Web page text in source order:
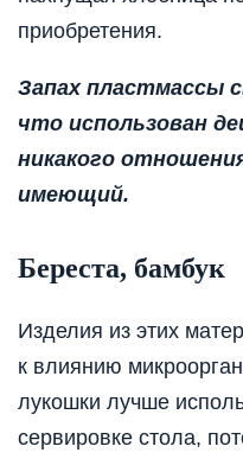
приобретения.
Запах пластмассы
что использован
никакого
имеющий.
Береста, бамбук
Изделия из этих
к влиянию
лукошки лучше
сервировке стола,